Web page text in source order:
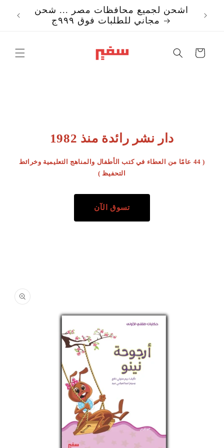
إلى
المحتوى
اشحن لجميع محافظات مصر ... شحن
مجاني للطلبات فوق ٩٩٩ج
Translation
دار نشر رائدة منذ 1982
( 44 عامًا من العطاء في كتب الأطفال والمناهج التعليمية وخرائط
التحفيظ )
تسوق الآن
إلى
معلومات
المنتج